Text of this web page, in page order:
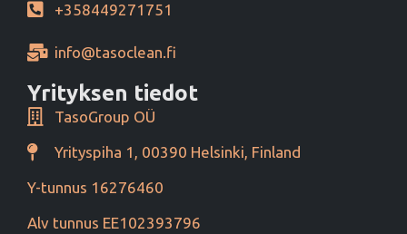
+358449271751
info@tasoclean.fi
Yrityksen tiedot
TasoGroup OÜ
Yrityspiha 1, 00390 Helsinki, Finland
Y-tunnus 16276460
Alv tunnus EE102393796